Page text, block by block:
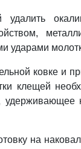
ударами
ковке и
клещей
удерживающее
на